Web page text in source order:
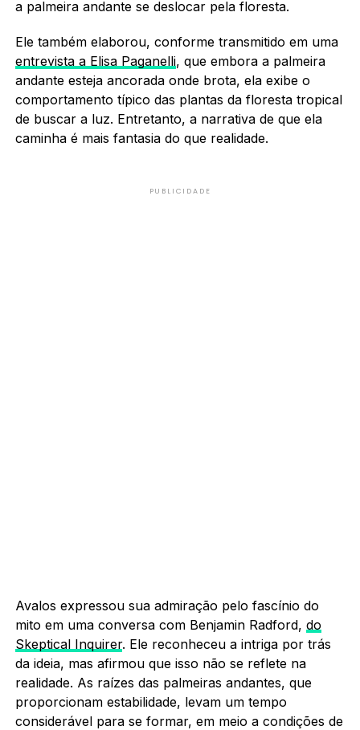
a palmeira andante se deslocar pela floresta.
Ele também elaborou, conforme transmitido em uma
entrevista a Elisa Paganelli, que embora a palmeira
andante esteja ancorada onde brota, ela exibe o
comportamento típico das plantas da floresta tropical
de buscar a luz. Entretanto, a narrativa de que ela
caminha é mais fantasia do que realidade.
PUBLICIDADE
Avalos expressou sua admiração pelo fascínio do
mito em uma conversa com Benjamin Radford, do
Skeptical Inquirer. Ele reconheceu a intriga por trás
da ideia, mas afirmou que isso não se reflete na
realidade. As raízes das palmeiras andantes, que
proporcionam estabilidade, levam um tempo
considerável para se formar, em meio a condições de